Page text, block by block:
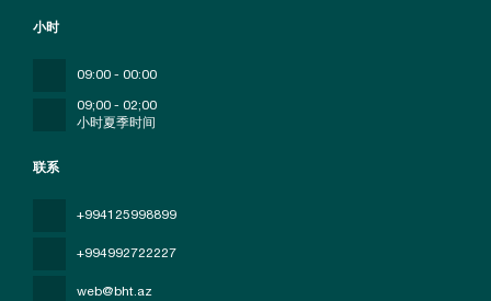
联系
+994125998899
+994992722227
web@bht.az
小时
09:00 - 00:00
09;00 - 02;00
小时夏季时间